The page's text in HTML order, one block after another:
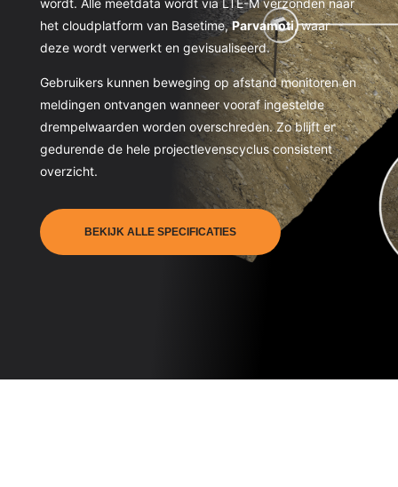
het cloudplatform van Basetime,Parvamoti, waar
deze wordt verwerkt en gevisualiseerd.
Gebruikers kunnen beweging op afstand monitoren en
meldingen ontvangen wanneer vooraf ingestelde
drempelwaarden worden overschreden. Zo blijft er
gedurende de hele projectlevenscyclus consistent
overzicht.
BEKIJK ALLE SPECIFICATIES